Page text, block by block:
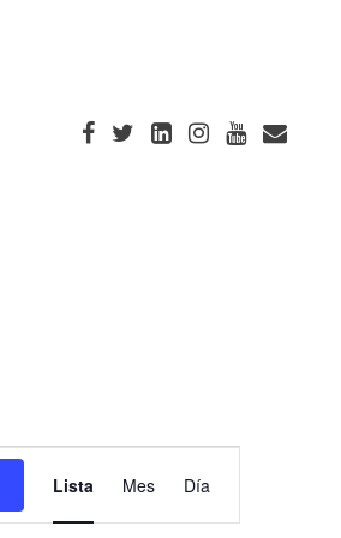
Navegación
de
Lista Mes Día